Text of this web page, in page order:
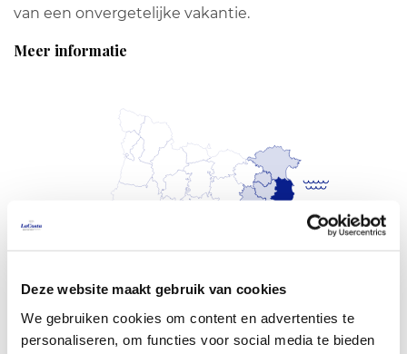
Deze website maakt gebruik van cookies
We gebruiken cookies om content en advertenties te
personaliseren, om functies voor social media te bieden
van een onvergetelijke vakantie.
Meer informatie
In de buurt van Barcelona